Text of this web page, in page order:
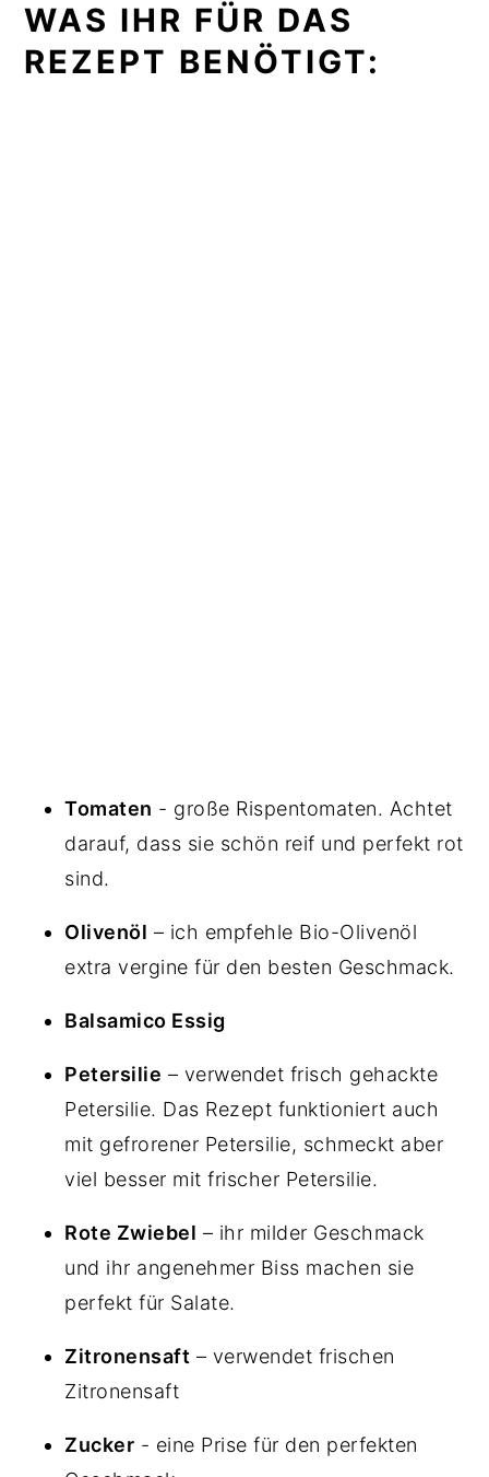
WAS IHR FÜR DAS
REZEPT BENÖTIGT:
Tomaten - große Rispentomaten. Achtet
darauf, dass sie schön reif und perfekt rot
sind.
Olivenöl – ich empfehle Bio-Olivenöl
extra vergine für den besten Geschmack.
Balsamico Essig
Petersilie – verwendet frisch gehackte
Petersilie. Das Rezept funktioniert auch
mit gefrorener Petersilie, schmeckt aber
viel besser mit frischer Petersilie.
Rote Zwiebel – ihr milder Geschmack
und ihr angenehmer Biss machen sie
perfekt für Salate.
Zitronensaft – verwendet frischen
Zitronensaft
Zucker - eine Prise für den perfekten